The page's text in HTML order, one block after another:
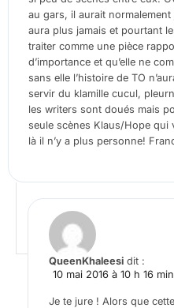
au gars, il aurait normalement
aura plus jamais et pourtant
traiter comme une pièce
d’importance et qu’elle ne
sans elle l’histoire de TO
servir du klamille cucul,
les writers sont doués mais
seule scènes Klaus/Hope qui
là il n’y a plus personne!
QueenKhaleesi dit :
10 mai 2016 à 10 h 16 min
Je te jure ! Alors que